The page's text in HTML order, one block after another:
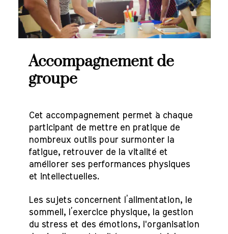
Accompagnement de
groupe
Cet accompagnement permet à chaque
participant de mettre en pratique de
nombreux outils pour surmonter la
fatigue, retrouver de la vitalité et
améliorer ses performances physiques
et intellectuelles.
Les sujets concernent l’alimentation, le
sommeil, l’exercice physique, la gestion
du stress et des émotions, l'organisation